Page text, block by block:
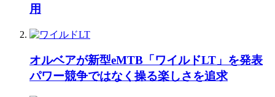
用
オルベアが新型eMTB「ワイルドLT」を発表
パワー競争ではなく操る楽しさを追求